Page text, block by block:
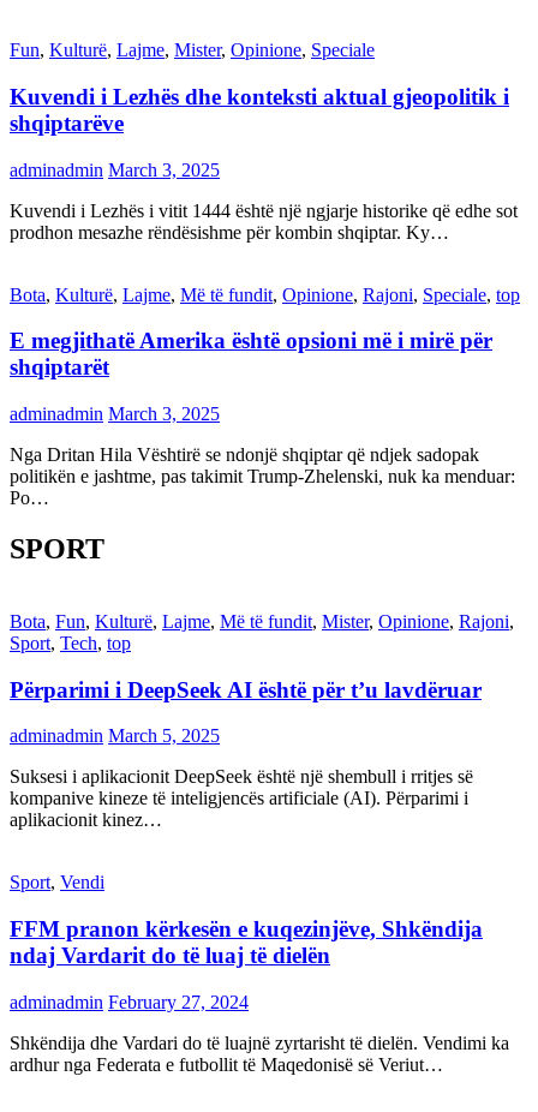
Fun, Kulturë, Lajme, Mister, Opinione, Speciale
Kuvendi i Lezhës dhe konteksti aktual gjeopolitik i
shqiptarëve
adminadmin March 3, 2025
Kuvendi i Lezhës i vitit 1444 është një ngjarje historike që edhe sot
prodhon mesazhe rëndësishme për kombin shqiptar. Ky…
Bota, Kulturë, Lajme, Më të fundit, Opinione, Rajoni, Speciale, top
E megjithatë Amerika është opsioni më i mirë për
shqiptarët
adminadmin March 3, 2025
Nga Dritan Hila Vështirë se ndonjë shqiptar që ndjek sadopak
politikën e jashtme, pas takimit Trump-Zhelenski, nuk ka menduar:
Po…
SPORT
Bota, Fun, Kulturë, Lajme, Më të fundit, Mister, Opinione, Rajoni,
Sport, Tech, top
Përparimi i DeepSeek AI është për t’u lavdëruar
adminadmin March 5, 2025
Suksesi i aplikacionit DeepSeek është një shembull i rritjes së
kompanive kineze të inteligjencës artificiale (AI). Përparimi i
aplikacionit kinez…
Sport, Vendi
FFM pranon kërkesën e kuqezinjëve, Shkëndija
ndaj Vardarit do të luaj të dielën
adminadmin February 27, 2024
Shkëndija dhe Vardari do të luajnë zyrtarisht të dielën. Vendimi ka
ardhur nga Federata e futbollit të Maqedonisë së Veriut…